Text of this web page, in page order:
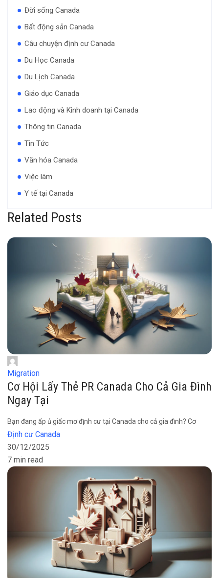
Đời sống Canada
Bất động sản Canada
Câu chuyện định cư Canada
Du Học Canada
Du Lịch Canada
Giáo dục Canada
Lao động và Kinh doanh tại Canada
Thông tin Canada
Tin Tức
Văn hóa Canada
Việc làm
Y tế tại Canada
Related Posts
Migration
Cơ Hội Lấy Thẻ PR Canada Cho Cả Gia Đình
Ngay Tại
Bạn đang ấp ủ giấc mơ định cư tại Canada cho cả gia đình? Cơ
Định cư Canada
30/12/2025
7 min read